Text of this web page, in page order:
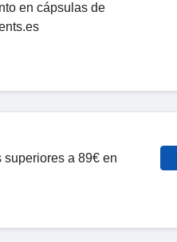
en cápsulas de
superiores a 89€ en